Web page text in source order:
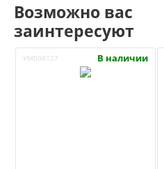
Возможно вас
заинтересуют
УМ008127 В наличии